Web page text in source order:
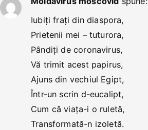
Iubiți frați din diaspora,
Prietenii mei – tuturora,
Pândiți de coronavirus,
Vă trimit acest papirus,
Ajuns din vechiul Egipt,
Într-un scrin d-eucalipt,
Cum că viața-i o ruletă,
Transformată-n izoletă.